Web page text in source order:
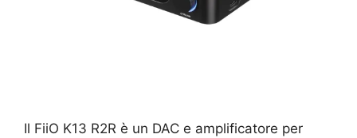
Il FiiO K13 R2R è un DAC e amplificatore per